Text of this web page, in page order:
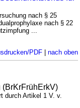
nach § 25
nach § 22
...
PDF| nach oben
(BrKrFrühErkV)
durch Artikel 1 V. v.